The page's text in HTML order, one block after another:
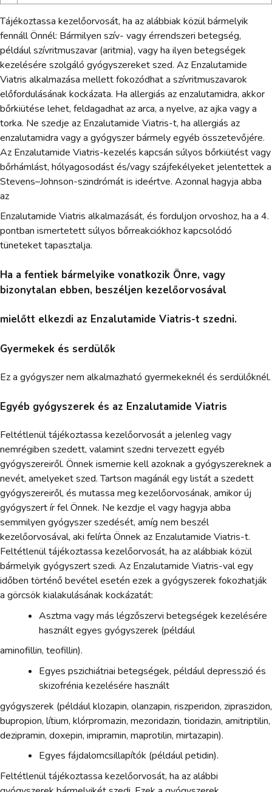
Tájékoztassa kezelőorvosát, ha az alábbiak közül bármelyik
fennáll Önnél: Bármilyen szív- vagy érrendszeri betegség,
például szívritmuszavar (aritmia), vagy ha ilyen betegségek
kezelésére szolgáló gyógyszereket szed. Az Enzalutamide
Viatris alkalmazása mellett fokozódhat a szívritmuszavarok
előfordulásának kockázata. Ha allergiás az enzalutamidra, akkor
bőrkiütése lehet, feldagadhat az arca, a nyelve, az ajka vagy a
torka. Ne szedje az Enzalutamide Viatris-t, ha allergiás az
enzalutamidra vagy a gyógyszer bármely egyéb összetevőjére.
Az Enzalutamide Viatris-kezelés kapcsán súlyos bőrkiütést vagy
bőrhámlást, hólyagosodást és/vagy szájfekélyeket jelentettek a
Stevens–Johnson-szindrómát is ideértve. Azonnal hagyja abba
az
Enzalutamide Viatris alkalmazását, és forduljon orvoshoz, ha a 4.
pontban ismertetett súlyos bőrreakciókhoz kapcsolódó
tüneteket tapasztalja.
Ha a fentiek bármelyike vonatkozik Önre, vagy
bizonytalan ebben, beszéljen kezelőorvosával
mielőtt elkezdi az Enzalutamide Viatris-t szedni.
Gyermekek és serdülők
Ez a gyógyszer nem alkalmazható gyermekeknél és serdülőknél.
Egyéb gyógyszerek és az Enzalutamide Viatris
Feltétlenül tájékoztassa kezelőorvosát a jelenleg vagy
nemrégiben szedett, valamint szedni tervezett egyéb
gyógyszereiről. Önnek ismernie kell azoknak a gyógyszereknek a
nevét, amelyeket szed. Tartson magánál egy listát a szedett
gyógyszereiről, és mutassa meg kezelőorvosának, amikor új
gyógyszert ír fel Önnek. Ne kezdje el vagy hagyja abba
semmilyen gyógyszer szedését, amíg nem beszél
kezelőorvosával, aki felírta Önnek az Enzalutamide Viatris-t.
Feltétlenül tájékoztassa kezelőorvosát, ha az alábbiak közül
bármelyik gyógyszert szedi. Az Enzalutamide Viatris-val egy
időben történő bevétel esetén ezek a gyógyszerek fokozhatják
a görcsök kialakulásának kockázatát:
Asztma vagy más légzőszervi betegségek kezelésére
használt egyes gyógyszerek (például
aminofillin, teofillin).
Egyes pszichiátriai betegségek, például depresszió és
skizofrénia kezelésére használt
gyógyszerek (például klozapin, olanzapin, riszperidon, zipraszidon,
bupropion, lítium, klórpromazin, mezoridazin, tioridazin, amitriptilin,
dezipramin, doxepin, imipramin, maprotilin, mirtazapin).
Egyes fájdalomcsillapítók (például petidin).
Feltétlenül tájékoztassa kezelőorvosát, ha az alábbi